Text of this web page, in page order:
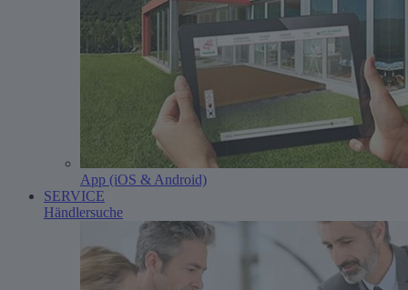
App (iOS & Android)
SERVICE
Händlersuche